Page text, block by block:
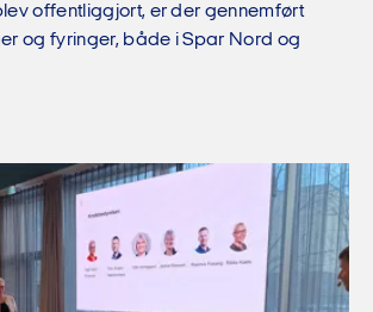
offentliggjort, er der gennemført
og fyringer, både i Spar Nord og